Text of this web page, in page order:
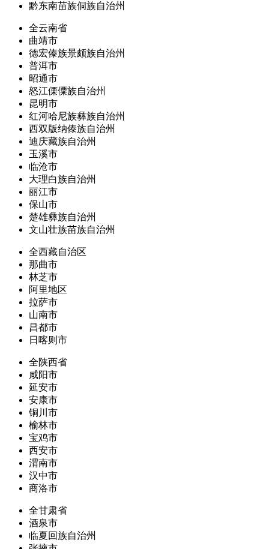
黔东南苗族侗族自治州
全云南省
曲靖市
德宏傣族景颇族自治州
普洱市
昭通市
怒江傈僳族自治州
昆明市
红河哈尼族彝族自治州
西双版纳傣族自治州
迪庆藏族自治州
玉溪市
临沧市
大理白族自治州
丽江市
保山市
楚雄彝族自治州
文山壮族苗族自治州
全西藏自治区
那曲市
林芝市
阿里地区
拉萨市
山南市
昌都市
日喀则市
全陕西省
咸阳市
延安市
安康市
铜川市
榆林市
宝鸡市
西安市
渭南市
汉中市
商洛市
全甘肃省
酒泉市
临夏回族自治州